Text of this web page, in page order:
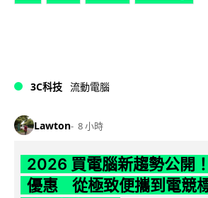
3C科技 流動電腦
Lawton 8 小時
2026 買電腦新趨勢公開
優惠 從極致便攜到電競